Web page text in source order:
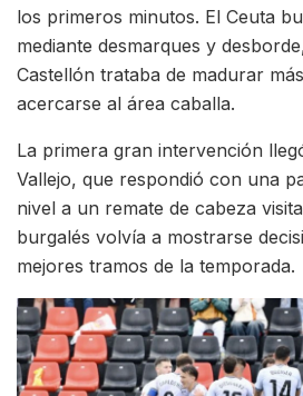
los primeros minutos. El Ceuta
mediante desmarques y
Castellón trataba de madurar
acercarse al área caballa.
La primera gran intervención
Vallejo, que respondió con una
nivel a un remate de cabeza
burgalés volvía a mostrarse
mejores tramos de la temporada.